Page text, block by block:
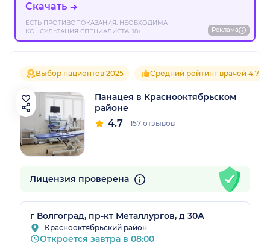
Скачать
ЕСТЬ ПРОТИВОПОКАЗАНИЯ. НЕОБХОДИМА
КОНСУЛЬТАЦИЯ СПЕЦИАЛИСТА. 18+
Реклама
Выбор пациентов 2025 Средний рейтинг врачей 4.7
Панацея в Краснооктябрьском
районе
4.7 157 отзывов
Лицензия проверена
г Волгоград, пр-кт Металлургов, д 30А
Краснооктябрьский район
Откроется завтра в 08:00